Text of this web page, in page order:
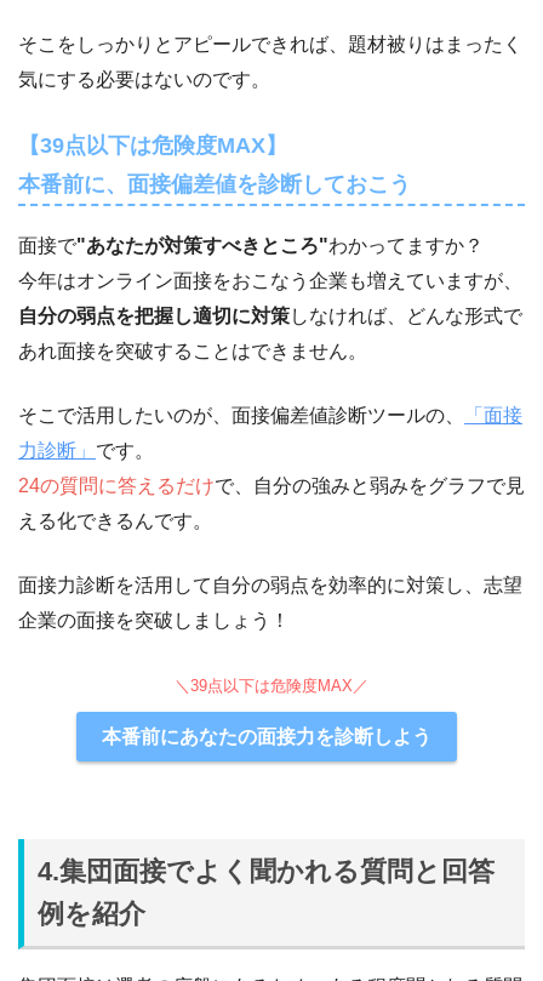
そこをしっかりとアピールできれば、題材被りはまったく
気にする必要はないのです。
【39点以下は危険度MAX】
本番前に、面接偏差値を診断しておこう
面接で"あなたが対策すべきところ"わかってますか？
今年はオンライン面接をおこなう企業も増えていますが、
自分の弱点を把握し適切に対策しなければ、どんな形式で
あれ面接を突破することはできません。
そこで活用したいのが、面接偏差値診断ツールの、
「面接
力診断」 です。
24の質問に答えるだけで、自分の強みと弱みをグラフで見
える化できるんです。
面接力診断を活用して自分の弱点を効率的に対策し、志望
企業の面接を突破しましょう！
＼39点以下は危険度MAX／
本番前にあなたの面接力を診断しよう
4.集団面接でよく聞かれる質問と回答
例を紹介